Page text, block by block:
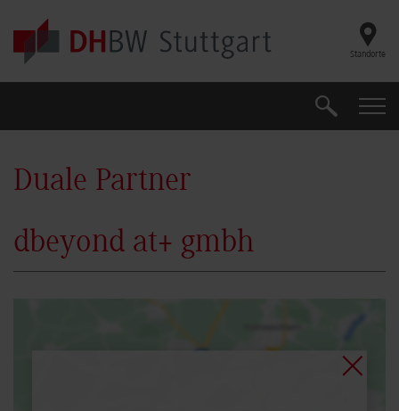
Skip to main content
Standorte
Suche
Duale Partner
dbeyond at+ gmbh